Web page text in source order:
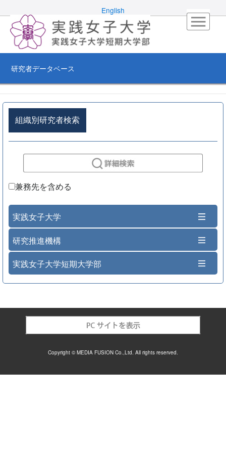
English
研究者データベース
組織別研究者検索
兼務先を含める
実践女子大学
研究推進機構
実践女子大学短期大学部
Copyright © MEDIA FUSION Co.,Ltd. All rights reserved.